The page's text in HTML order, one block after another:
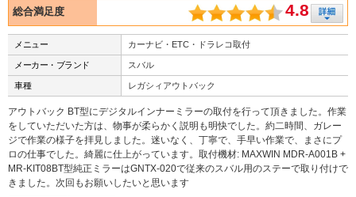
総合満足度 4.8
メニュー カーナビ・ETC・ドラレコ取付
メーカー・ブランド スバル
車種 レガシィアウトバック
アウトバック BT型にデジタルインナーミラーの取付を行って頂きました。作業
をしていただいた方は、物事が柔らかく説明も明快でした。約二時間、ガレー
ジで作業の様子を拝見しました。迷いなく、丁寧で、手早い作業で、まさにプ
ロの仕事でした。綺麗に仕上がっています。取付機材: MAXWIN MDR-A001B +
MR-KIT08BT型純正ミラーはGNTX-020で従来のスバル用のステーで取り付けで
きました。次回もお願いしたいと思います